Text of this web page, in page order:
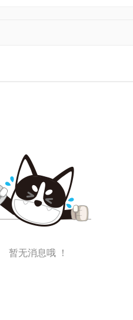
暂无消息哦 ！